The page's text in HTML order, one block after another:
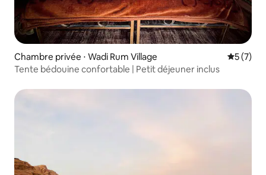
Chambre privée ⋅ Wadi Rum Village
5 (7)
Tente bédouine confortable | Petit déjeuner inclus